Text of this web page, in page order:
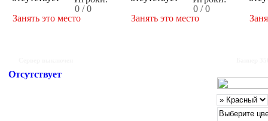
0 / 0
Занять это место
0 / 0
Занять это место
Отсутствует